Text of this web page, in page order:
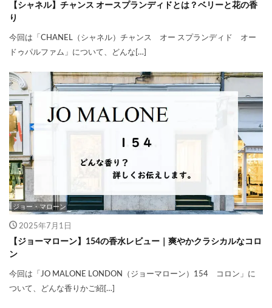
【シャネル】チャンス オースプランディドとは？ベリーと花の香
り
今回は「CHANEL（シャネル）チャンス オー スプランディド オー
ドゥパルファム」について、どんな[…]
ジョー・マローン
2025年7月1日
【ジョーマローン】154の香水レビュー｜爽やかクラシカルなコロ
ン
今回は「JO MALONE LONDON（ジョーマローン）154 コロン」に
ついて、どんな香りかご紹[…]